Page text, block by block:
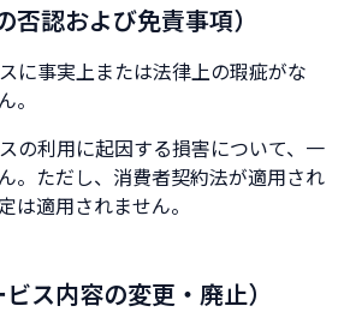
否認および免責事項）
に事実上または法律上の瑕疵がな
。
の利用に起因する損害について、一
。ただし、消費者契約法が適用され
は適用されません。
ス内容の変更・廃止）